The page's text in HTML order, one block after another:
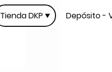
Tienda DKP Depósito -